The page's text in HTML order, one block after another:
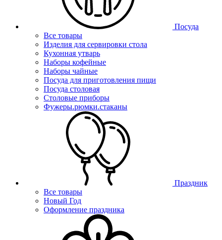
Посуда
Все товары
Изделия для сервировки стола
Кухонная утварь
Наборы кофейные
Наборы чайные
Посуда для приготовления пищи
Посуда столовая
Столовые приборы
Фужеры.рюмки.стаканы
Праздник
Все товары
Новый Год
Оформление праздника